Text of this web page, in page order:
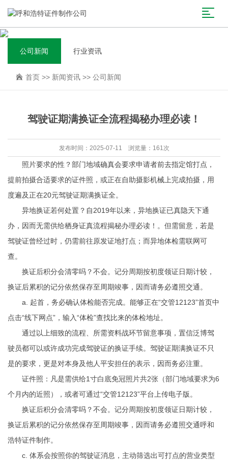
公司新闻 行业资讯
首页 >> 新闻资讯 >> 公司新闻
驾驶证期满换证全流程揭秘办理必读！
发布时间：2025-07-11 浏览量：161次
照片要求的性？部门地域确真会要求申请者前去指定馆打点，
提前拍摄合适要求的证件照，或正在自助摄影机械上完成拍摄，用
度遍及正在20元驾驶证期满换证全。
异地换证若何处置？自2019年以来，异地换证已真隐天下通
办，因而无需供给栖身证真流程揭秘办理必读！。但需留意，若是
驾驶证曾经过时，仍需前往原发证地打点；而异地体检需联网可
查。
换证后积分会清零吗？不会。记分周期按初度领证日期计较，
换证后累积的记分依然保存至周期竣事，因而请务必遵照交通。
a. 起首，务必确认体检能否完成。能够正在“交管12123”首页中
点击“线下网点”，输入“体检”查找比来的体检地址。
通过以上细致的流程、所需资料战环节留意事项，置信泛博驾
驶员都可以或许成功完成驾驶证的换证手续。驾驶证期满换证不只
是的要求，更是对本身及他人平安担任的表示，因而务必注重。
证件照：凡是需供给1寸白底免冠照片共2张（部门地域要求为6
个月内的近照），或者可通过“交管12123”平台上传电子版。
换证后积分会清零吗？不会。记分周期按初度领证日期计较，
换证后累积的记分依然保存至周期竣事，因而请务必遵照交通呼和
浩特证件制作。
c. 体系会按照你的驾驶证消息，主动筛选出可打点的营业类型